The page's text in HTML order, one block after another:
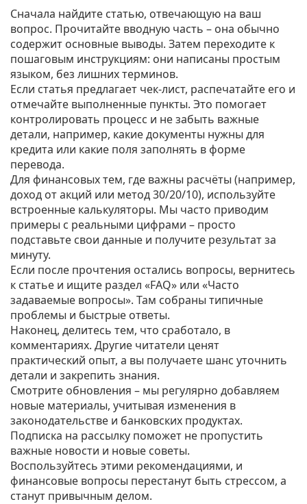
Сначала найдите статью, отвечающую на ваш
вопрос. Прочитайте вводную часть – она обычно
содержит основные выводы. Затем переходите к
пошаговым инструкциям: они написаны простым
языком, без лишних терминов.
Если статья предлагает чек‑лист, распечатайте его и
отмечайте выполненные пункты. Это помогает
контролировать процесс и не забыть важные
детали, например, какие документы нужны для
кредита или какие поля заполнять в форме
перевода.
Для финансовых тем, где важны расчёты (например,
доход от акций или метод 30/20/10), используйте
встроенные калькуляторы. Мы часто приводим
примеры с реальными цифрами – просто
подставьте свои данные и получите результат за
минуту.
Если после прочтения остались вопросы, вернитесь
к статье и ищите раздел «FAQ» или «Часто
задаваемые вопросы». Там собраны типичные
проблемы и быстрые ответы.
Наконец, делитесь тем, что сработало, в
комментариях. Другие читатели ценят
практический опыт, а вы получаете шанс уточнить
детали и закрепить знания.
Смотрите обновления – мы регулярно добавляем
новые материалы, учитывая изменения в
законодательстве и банковских продуктах.
Подписка на рассылку поможет не пропустить
важные новости и новые советы.
Воспользуйтесь этими рекомендациями, и
финансовые вопросы перестанут быть стрессом, а
станут привычным делом.